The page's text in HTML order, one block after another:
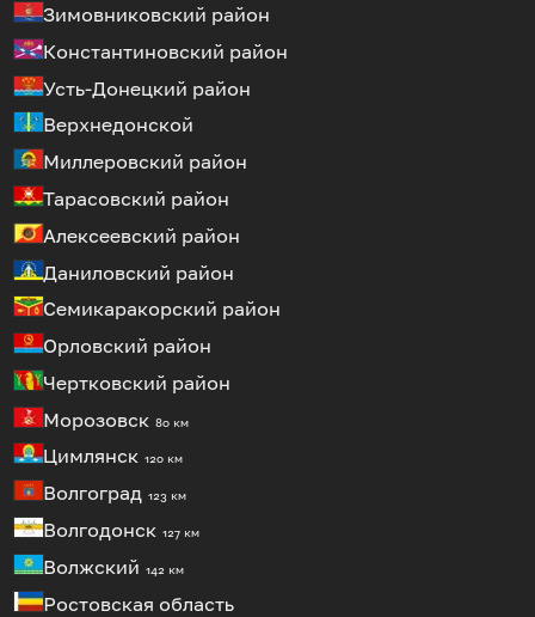
Зимовниковский район
Константиновский район
Усть-Донецкий район
Верхнедонской
Миллеровский район
Тарасовский район
Алексеевский район
Даниловский район
Семикаракорский район
Орловский район
Чертковский район
Морозовск 80 км
Цимлянск 120 км
Волгоград 123 км
Волгодонск 127 км
Волжский 142 км
Ростовская область